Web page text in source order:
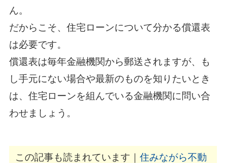
ん。
だからこそ、住宅ローンについて分かる償還表
は必要です。
償還表は毎年金融機関から郵送されますが、も
し手元にない場合や最新のものを知りたいとき
は、住宅ローンを組んでいる金融機関に問い合
わせましょう。
この記事も読まれています｜ 住みながら不動